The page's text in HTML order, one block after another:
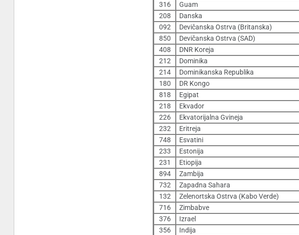
316
Guam
208
Danska
092
Devičanska Ostrva (Britanska)
850
Devičanska Ostrva (SAD)
408
DNR Koreja
212
Dominika
214
Dominikanska Republika
180
DR Kongo
818
Egipat
218
Ekvador
226
Ekvatorijalna Gvineja
232
Eritreja
748
Esvatini
233
Estonija
231
Etiopija
894
Zambija
732
Zapadna Sahara
132
Zelenortska Ostrva (Kabo Verde)
716
Zimbabve
376
Izrael
356
Indija